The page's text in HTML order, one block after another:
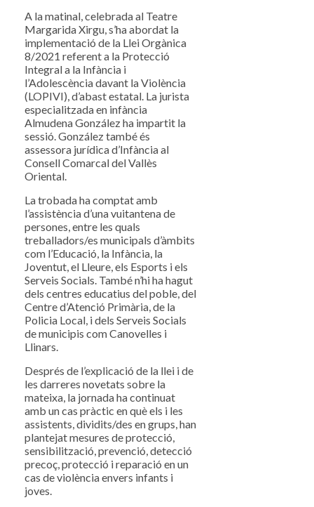
A la matinal, celebrada al Teatre
Margarida Xirgu, s’ha abordat la
implementació de la Llei Orgànica
8/2021 referent a la Protecció
Integral a la Infància i
l’Adolescència davant la Violència
(LOPIVI), d’abast estatal. La jurista
especialitzada en infància
Almudena González ha impartit la
sessió. González també és
assessora jurídica d’Infància al
Consell Comarcal del Vallès
Oriental.
La trobada ha comptat amb
l’assistència d’una vuitantena de
persones, entre les quals
treballadors/es municipals d’àmbits
com l’Educació, la Infància, la
Joventut, el Lleure, els Esports i els
Serveis Socials. També n’hi ha hagut
dels centres educatius del poble, del
Centre d’Atenció Primària, de la
Policia Local, i dels Serveis Socials
de municipis com Canovelles i
Llinars.
Després de l’explicació de la llei i de
les darreres novetats sobre la
mateixa, la jornada ha continuat
amb un cas pràctic en què els i les
assistents, dividits/des en grups, han
plantejat mesures de protecció,
sensibilització, prevenció, detecció
precoç, protecció i reparació en un
cas de violència envers infants i
joves.